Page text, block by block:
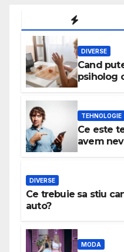
DIVERSE
Cand
psiholog
TEHNOLOGIE
Ce este
avem
DIVERSE
Ce trebuie sa stiu
auto?
MODA